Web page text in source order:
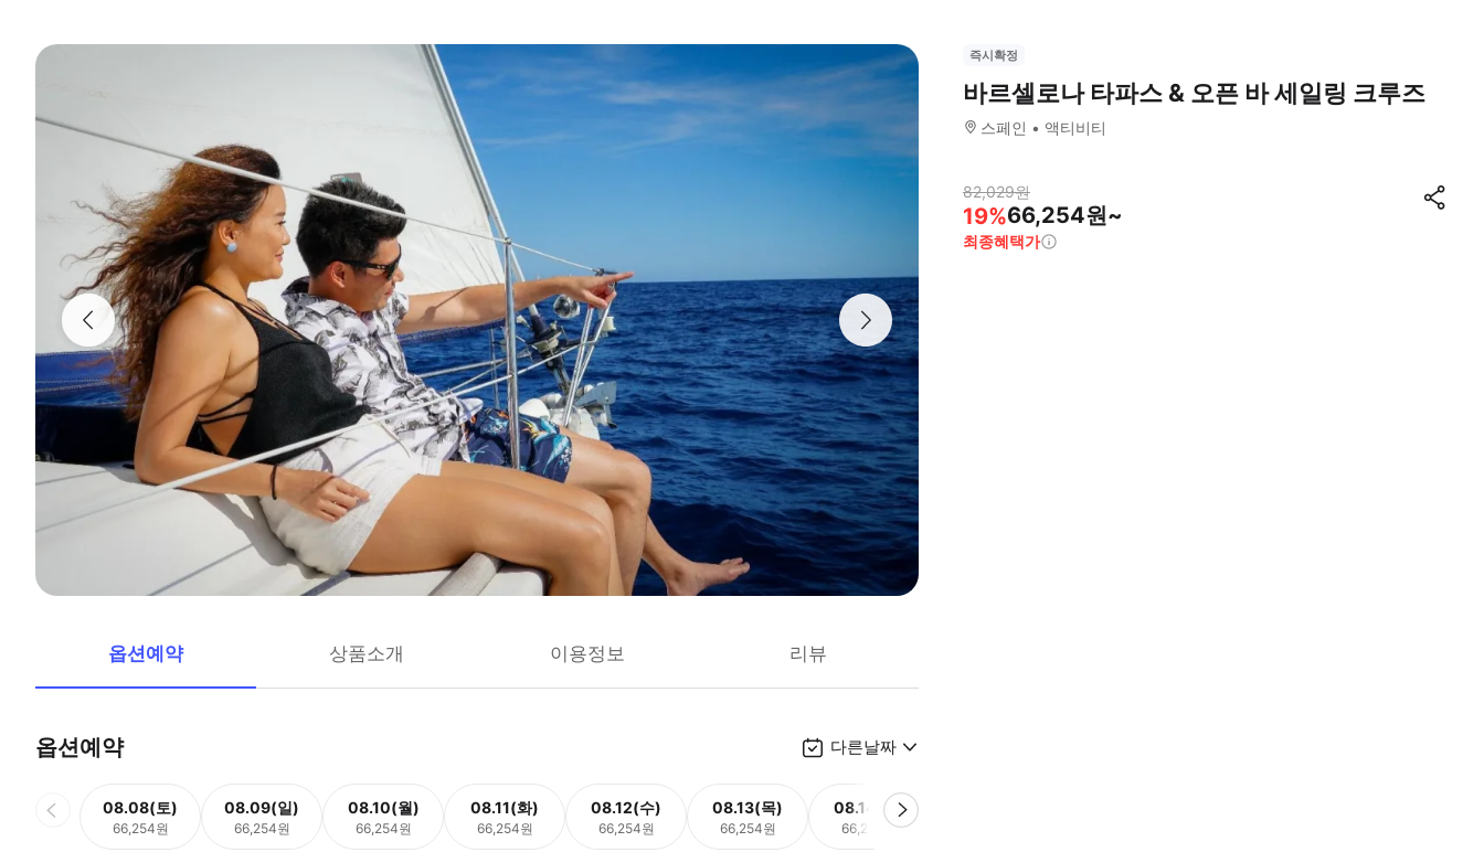
옵션예약 상품소개 이용정보 리뷰
옵션예약 다른날짜
08.08(토)
66,254원
08.09(일)
66,254원
08.10(월)
66,254원
08.11(화)
66,254원
08.12(수)
66,254원
08.13(목)
66,254원
08.14(금)
66,254원
즉시확정
바르셀로나 타파스 & 오픈 바 세일링 크루즈
스페인 액티비티
82,029원
19%66,254원~
최종혜택가